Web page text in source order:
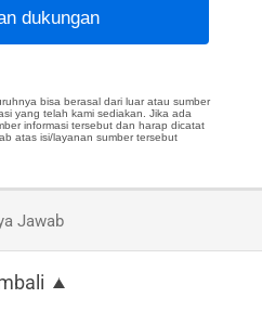
dukungan
bisa berasal dari luar atau sumber
yang telah kami sediakan. Jika ada
informasi tersebut dan harap dicatat
atas isi/layanan sumber tersebut
Jawab